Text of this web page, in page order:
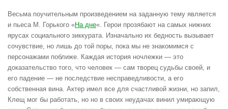
Весьма поучительным произведением на заданную тему является
и пьеса М. Горького «На дне«. Герои прозябают на самых нижних
ярусах социального зиккурата. Изначально их бедность вызывает
сочувствие, но лишь до той поры, пока мы не знакомимся с
персонажами поближе. Каждая история ночлежки — это
доказательство того, что человек — сам творец судьбы своей, и
его падение — не последствие несправедливости, а его
собственная вина. Актер имел все для счастливой жизни, но запил,
Клещ мог бы работать, но но в своих неудачах винил умирающую